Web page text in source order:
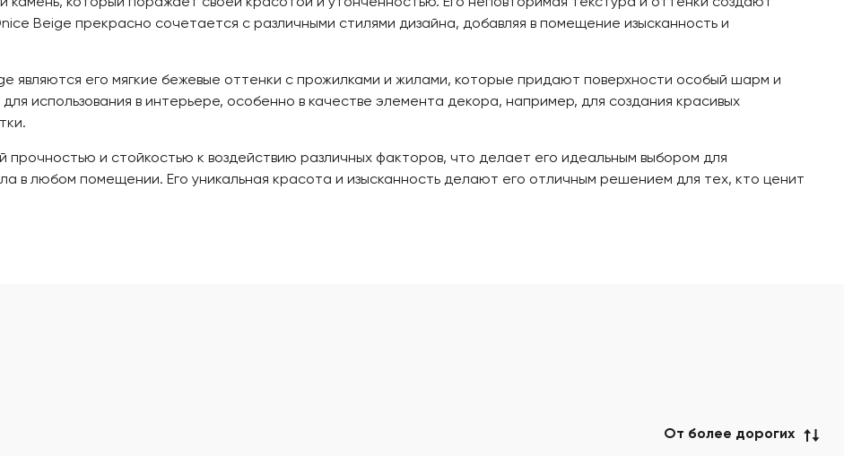
Beige прекрасно сочетается с различными стилями дизайна, добавляя в помещение изысканность и
являются его мягкие бежевые оттенки с прожилками и жилами, которые придают поверхности особый шарм и
использования в интерьере, особенно в качестве элемента декора, например, для создания красивых
и стойкостью к воздействию различных факторов, что делает его идеальным выбором для
в любом помещении. Его уникальная красота и изысканность делают его отличным решением для тех, кто ценит
От более дорогих